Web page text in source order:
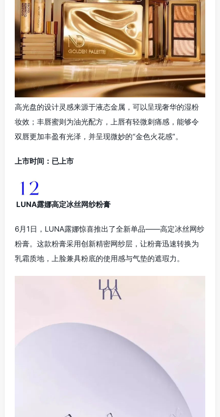
高光盘的设计灵感来源于液态金属，可以呈现奢华的湿粉
妆效；丰唇蜜则为油光配方，上唇有轻微刺痛感，能够令
双唇更加丰盈有光泽，并呈现微妙的“金色火花感”。
上市时间：已上市
LUNA露娜高定冰丝网纱粉膏
6月1日，LUNA露娜惊喜推出了全新单品——高定冰丝网纱
粉膏。这款粉膏采用创新精密网纱层，让粉膏迅速转换为
乳霜质地，上脸兼具粉底的使用感与气垫的遮瑕力。